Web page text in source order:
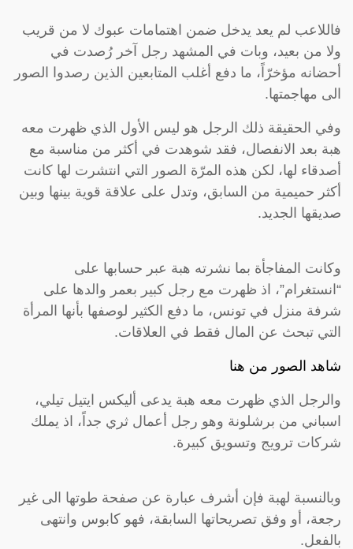
فاللاعب لم يعد يدخل ضمن اهتمامات عبوك لا من قريب
ولا من بعيد، وبات في المشهد رجل آخر رُصدت في
أحضانه مؤخرّاً، ما دفع أغلب المتابعين الذين رصدوا الصور
الى مهاجمتها.
وفي الحقيقة ذلك الرجل هو ليس الأول الذي ظهرت معه
هبة بعد الانفصال، فقد شوهدت في أكثر من مناسبة مع
أصدقاء لها، لكن هذه المرّة الصور التي انتشرت لها كانت
أكثر حميمية من السابق، وتدل على علاقة قوية بينها وبين
صديقها الجديد.
وكانت المفاجأة بما نشرته هبة عبر حسابها على
“انستغرام”، اذ ظهرت مع رجل كبير بعمر والدها على
شرفة منزل في تونس، ما دفع الكثير لوصفها بأنها المرأة
التي تبحث عن المال فقط في العلاقات.
شاهد الصور من هنا
والرجل الذي ظهرت معه هبة يدعى أليكس ايتيل تيلي،
اسباني من برشلونة وهو رجل أعمال ثري جداً، اذ يملك
شركات ترويج وتسويق كبيرة.
وبالنسبة لهبة فإن أشرف عبارة عن صفحة طوتها الى غير
رجعة، أو وفق تصريحاتها السابقة، فهو كابوس وانتهى
بالفعل.